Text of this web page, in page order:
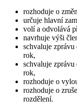
rozhoduje o
určuje hlavní
volí a odvolává
navrhuje výši
schvaluje
rok,
schvaluje
rok,
rozhoduje o
rozhoduje o
rozdělení.